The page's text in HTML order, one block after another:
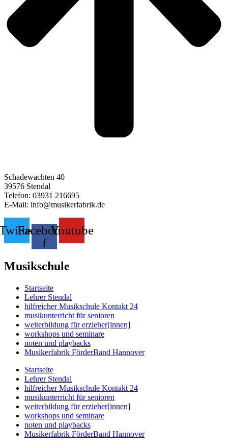
Schadewachten 40
39576 Stendal
Telefon: 03931 216695
E-Mail: info@musikerfabrik.de
Facebook-
f
Youtube
Musikschule
Startseite
Lehrer Stendal
hilfreicher Musikschule Kontakt 24
musikunterricht für senioren
weiterbildung für erzieher[innen]
workshops und seminare
noten und playbacks
Musikerfabrik FörderBand Hannover
Startseite
Lehrer Stendal
hilfreicher Musikschule Kontakt 24
musikunterricht für senioren
weiterbildung für erzieher[innen]
workshops und seminare
noten und playbacks
Musikerfabrik FörderBand Hannover